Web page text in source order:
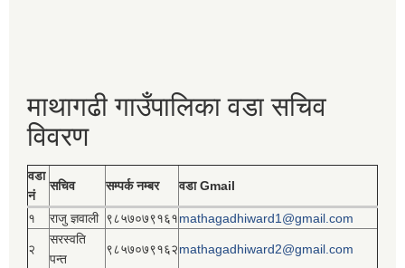
माथागढी गाउँपालिका वडा सचिव
विवरण
वडा
नं
सचिव सम्पर्क नम्बर वडा Gmail
१ राजु ज्ञवाली ९८५७०७९१६१mathagadhiward1@gmail.com
२
सरस्वति
पन्त
९८५७०७९१६२mathagadhiward2@gmail.com